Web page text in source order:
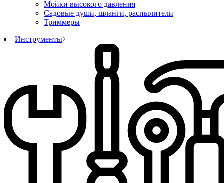
Мойки высокого давления
Садовые души, шланги, распылители
Триммеры
Инструменты